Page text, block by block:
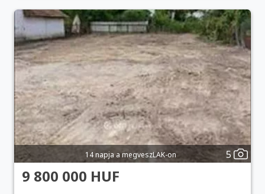
14 napja a megveszLAK-on 5
9 800 000 HUF